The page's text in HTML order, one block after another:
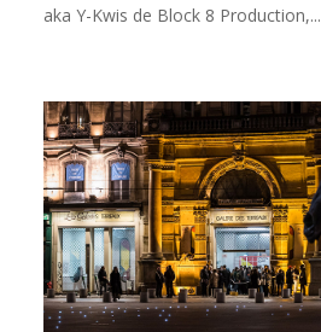
aka Y-Kwis de Block 8 Production,...